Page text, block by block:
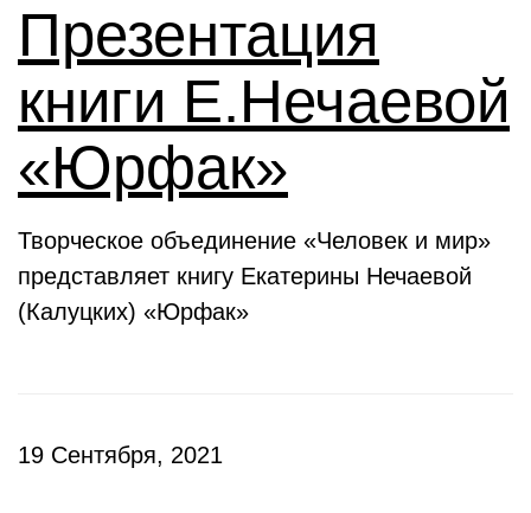
Презентация
книги Е.Нечаевой
«Юрфак»
Творческое объединение «Человек и мир»
представляет книгу Екатерины Нечаевой
(Калуцких) «Юрфак»
19 Сентября, 2021